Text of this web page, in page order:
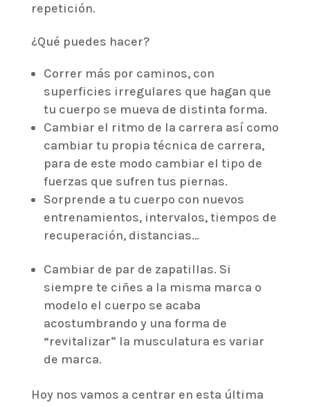
repetición.
¿Qué puedes hacer?
Correr más por caminos, con
superficies irregulares que hagan que
tu cuerpo se mueva de distinta forma.
Cambiar el ritmo de la carrera así como
cambiar tu propia técnica de carrera,
para de este modo cambiar el tipo de
fuerzas que sufren tus piernas.
Sorprende a tu cuerpo con nuevos
entrenamientos, intervalos, tiempos de
recuperación, distancias…
Cambiar de par de zapatillas. Si
siempre te ciñes a la misma marca o
modelo el cuerpo se acaba
acostumbrando y una forma de
“revitalizar” la musculatura es variar
de marca.
Hoy nos vamos a centrar en esta última